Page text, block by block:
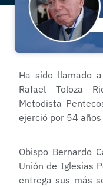
Ha sido llamado
Rafael Toloza
Metodista
ejerció por 54
Obispo Bernardo
Unión de Iglesias
entrega sus más